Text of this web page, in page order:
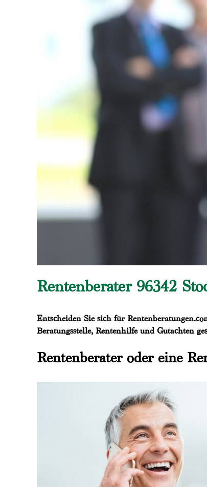
Rentenberater 96342
Entscheiden Sie sich für
Beratungsstelle, Rentenhilfe und Gutachten
Rentenberater oder eine